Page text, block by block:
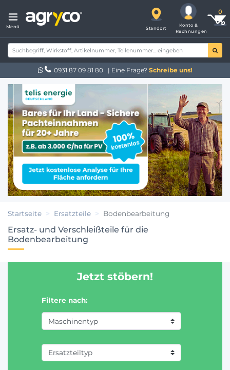
Menü Standort
Konto &
Rechnungen
0931 87 09 81 80 | Eine Frage? Schreibe uns!
Startseite Ersatzteile Bodenbearbeitung
Ersatz- und Verschleißteile für die
Bodenbearbeitung
Jetzt stöbern!
Filtere nach: